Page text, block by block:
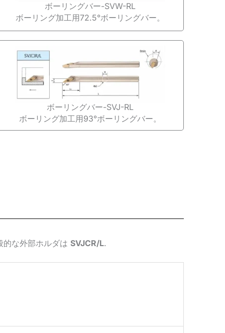
ボーリングバー-SVW-RL
ボーリング加工用72.5°ボーリングバー。
ボーリングバー-SVJ-RL
ボーリング加工用93°ボーリングバー。
な外部ホルダは SVJCR/L.